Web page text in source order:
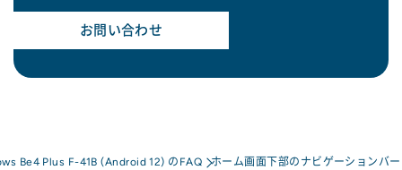
お問い合わせ
Be4 Plus F-41B (Android 12) のFAQ ホーム画面下部のナビゲーションバ